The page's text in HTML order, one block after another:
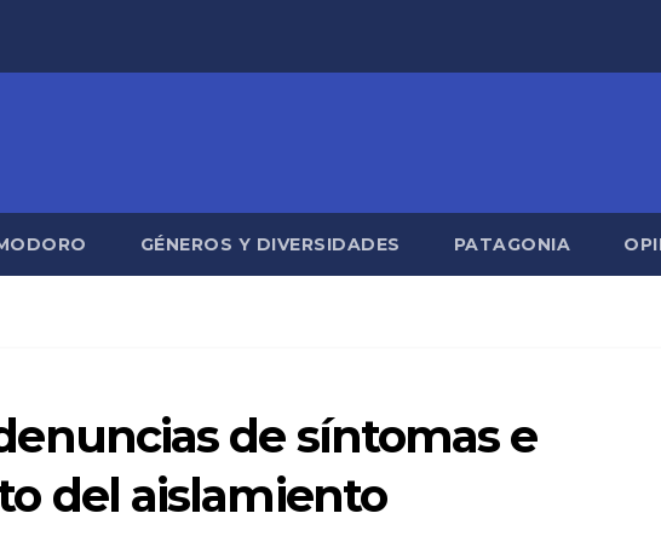
GÉNEROS Y DIVERSIDADES PATAGONIA
de síntomas e
del aislamiento